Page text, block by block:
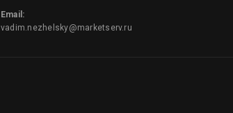
Email:
vadim.nezhelsky@marketserv.ru